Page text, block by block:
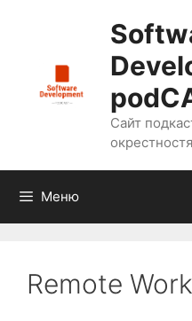
Сайт
Меню
Remote Work